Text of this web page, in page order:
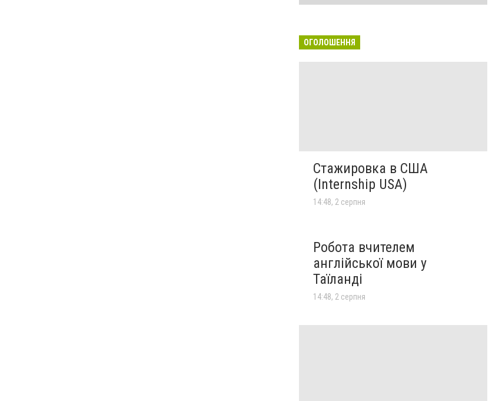
ОГОЛОШЕННЯ
Стажировка в США
(Internship USA)
14:48, 2 серпня
Робота вчителем
англійської мови у
Таїланді
14:48, 2 серпня